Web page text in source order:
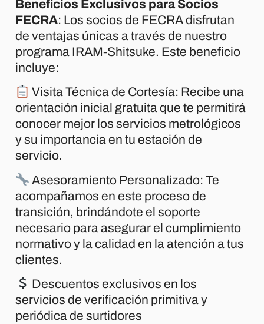
Beneficios Exclusivos para Socios
FECRA: Los socios de FECRA disfrutan
de ventajas únicas a través de nuestro
programa IRAM-Shitsuke. Este beneficio
incluye:
Visita Técnica de Cortesía: Recibe una
orientación inicial gratuita que te permitirá
conocer mejor los servicios metrológicos
y su importancia en tu estación de
servicio.
Asesoramiento Personalizado: Te
acompañamos en este proceso de
transición, brindándote el soporte
necesario para asegurar el cumplimiento
normativo y la calidad en la atención a tus
clientes.
Descuentos exclusivos en los
servicios de verificación primitiva y
periódica de surtidores